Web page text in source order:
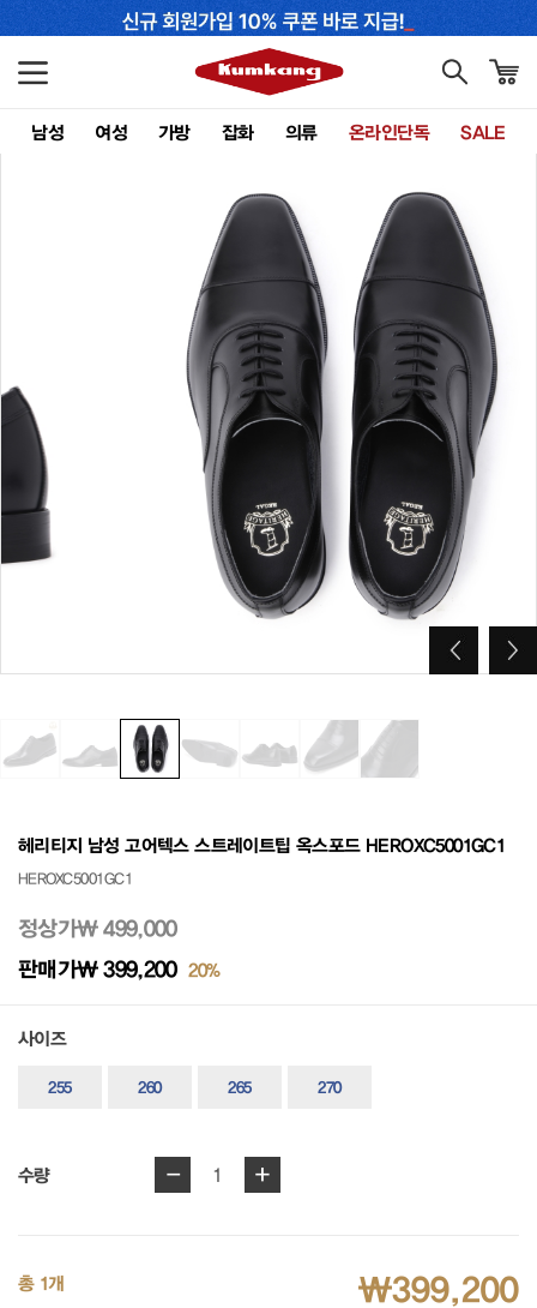
남성 여성 가방 잡화 의류 온라인단독 SALE
헤리티지 남성 고어텍스 스트레이트팁 옥스포드 HEROXC5001GC1
HEROXC5001GC1
정상가₩ 499,000
판매가₩ 399,200 20%
사이즈
255 260 265 270
수량 - 1 +
총 1개 ₩399,200